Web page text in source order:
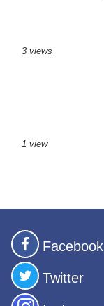
3 views
1 view
Facebook
Twitter